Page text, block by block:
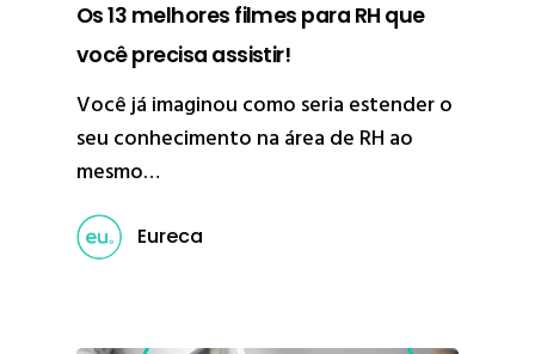
Os 13 melhores filmes para RH que
você precisa assistir!
Você já imaginou como seria estender o
seu conhecimento na área de RH ao
mesmo…
Eureca